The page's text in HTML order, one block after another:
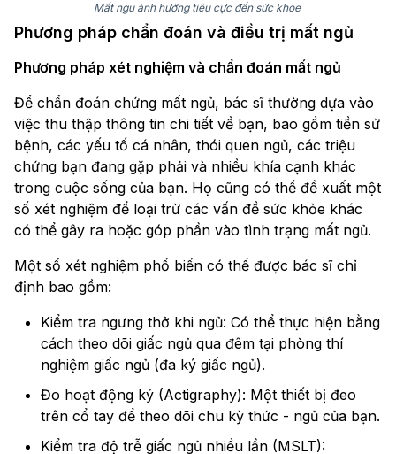
Mất ngủ ảnh hưởng tiêu cực đến sức khỏe
Phương pháp chẩn đoán và điều trị mất ngủ
Phương pháp xét nghiệm và chẩn đoán mất ngủ
Để chẩn đoán chứng mất ngủ, bác sĩ thường dựa vào
việc thu thập thông tin chi tiết về bạn, bao gồm tiền sử
bệnh, các yếu tố cá nhân, thói quen ngủ, các triệu
chứng bạn đang gặp phải và nhiều khía cạnh khác
trong cuộc sống của bạn. Họ cũng có thể đề xuất một
số xét nghiệm để loại trừ các vấn đề sức khỏe khác
có thể gây ra hoặc góp phần vào tình trạng mất ngủ.
Một số xét nghiệm phổ biến có thể được bác sĩ chỉ
định bao gồm:
Kiểm tra ngưng thở khi ngủ: Có thể thực hiện bằng
cách theo dõi giấc ngủ qua đêm tại phòng thí
nghiệm giấc ngủ (đa ký giấc ngủ).
Đo hoạt động ký (Actigraphy): Một thiết bị đeo
trên cổ tay để theo dõi chu kỳ thức - ngủ của bạn.
Kiểm tra độ trễ giấc ngủ nhiều lần (MSLT):